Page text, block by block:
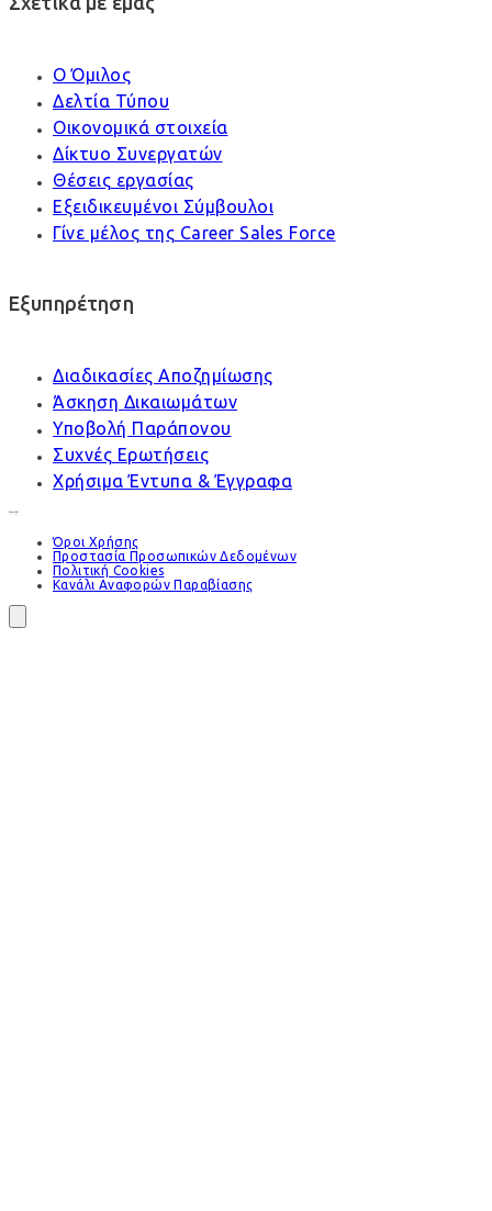
Ο Όμιλος
Δελτία Τύπου
Οικονομικά στοιχεία
Δίκτυο Συνεργατών
Θέσεις εργασίας
Εξειδικευμένοι Σύμβουλοι
Γίνε μέλος της Career Sales Force
Εξυπηρέτηση
Διαδικασίες Αποζημίωσης
Άσκηση Δικαιωμάτων
Υποβολή Παράπονου
Συχνές Ερωτήσεις
Χρήσιμα Έντυπα & Έγγραφα
Όροι Χρήσης
Προστασία Προσωπικών Δεδομένων
Πολιτική Cookies
Κανάλι Αναφορών Παραβίασης